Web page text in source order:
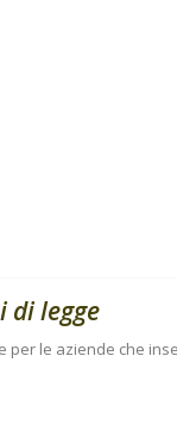
di legge
per le aziende che